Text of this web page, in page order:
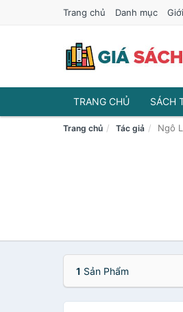
Trang chủ Danh mục
TRANG CHỦ SÁCH
Trang chủ Tác giả Ngô
1 Sản Phẩm